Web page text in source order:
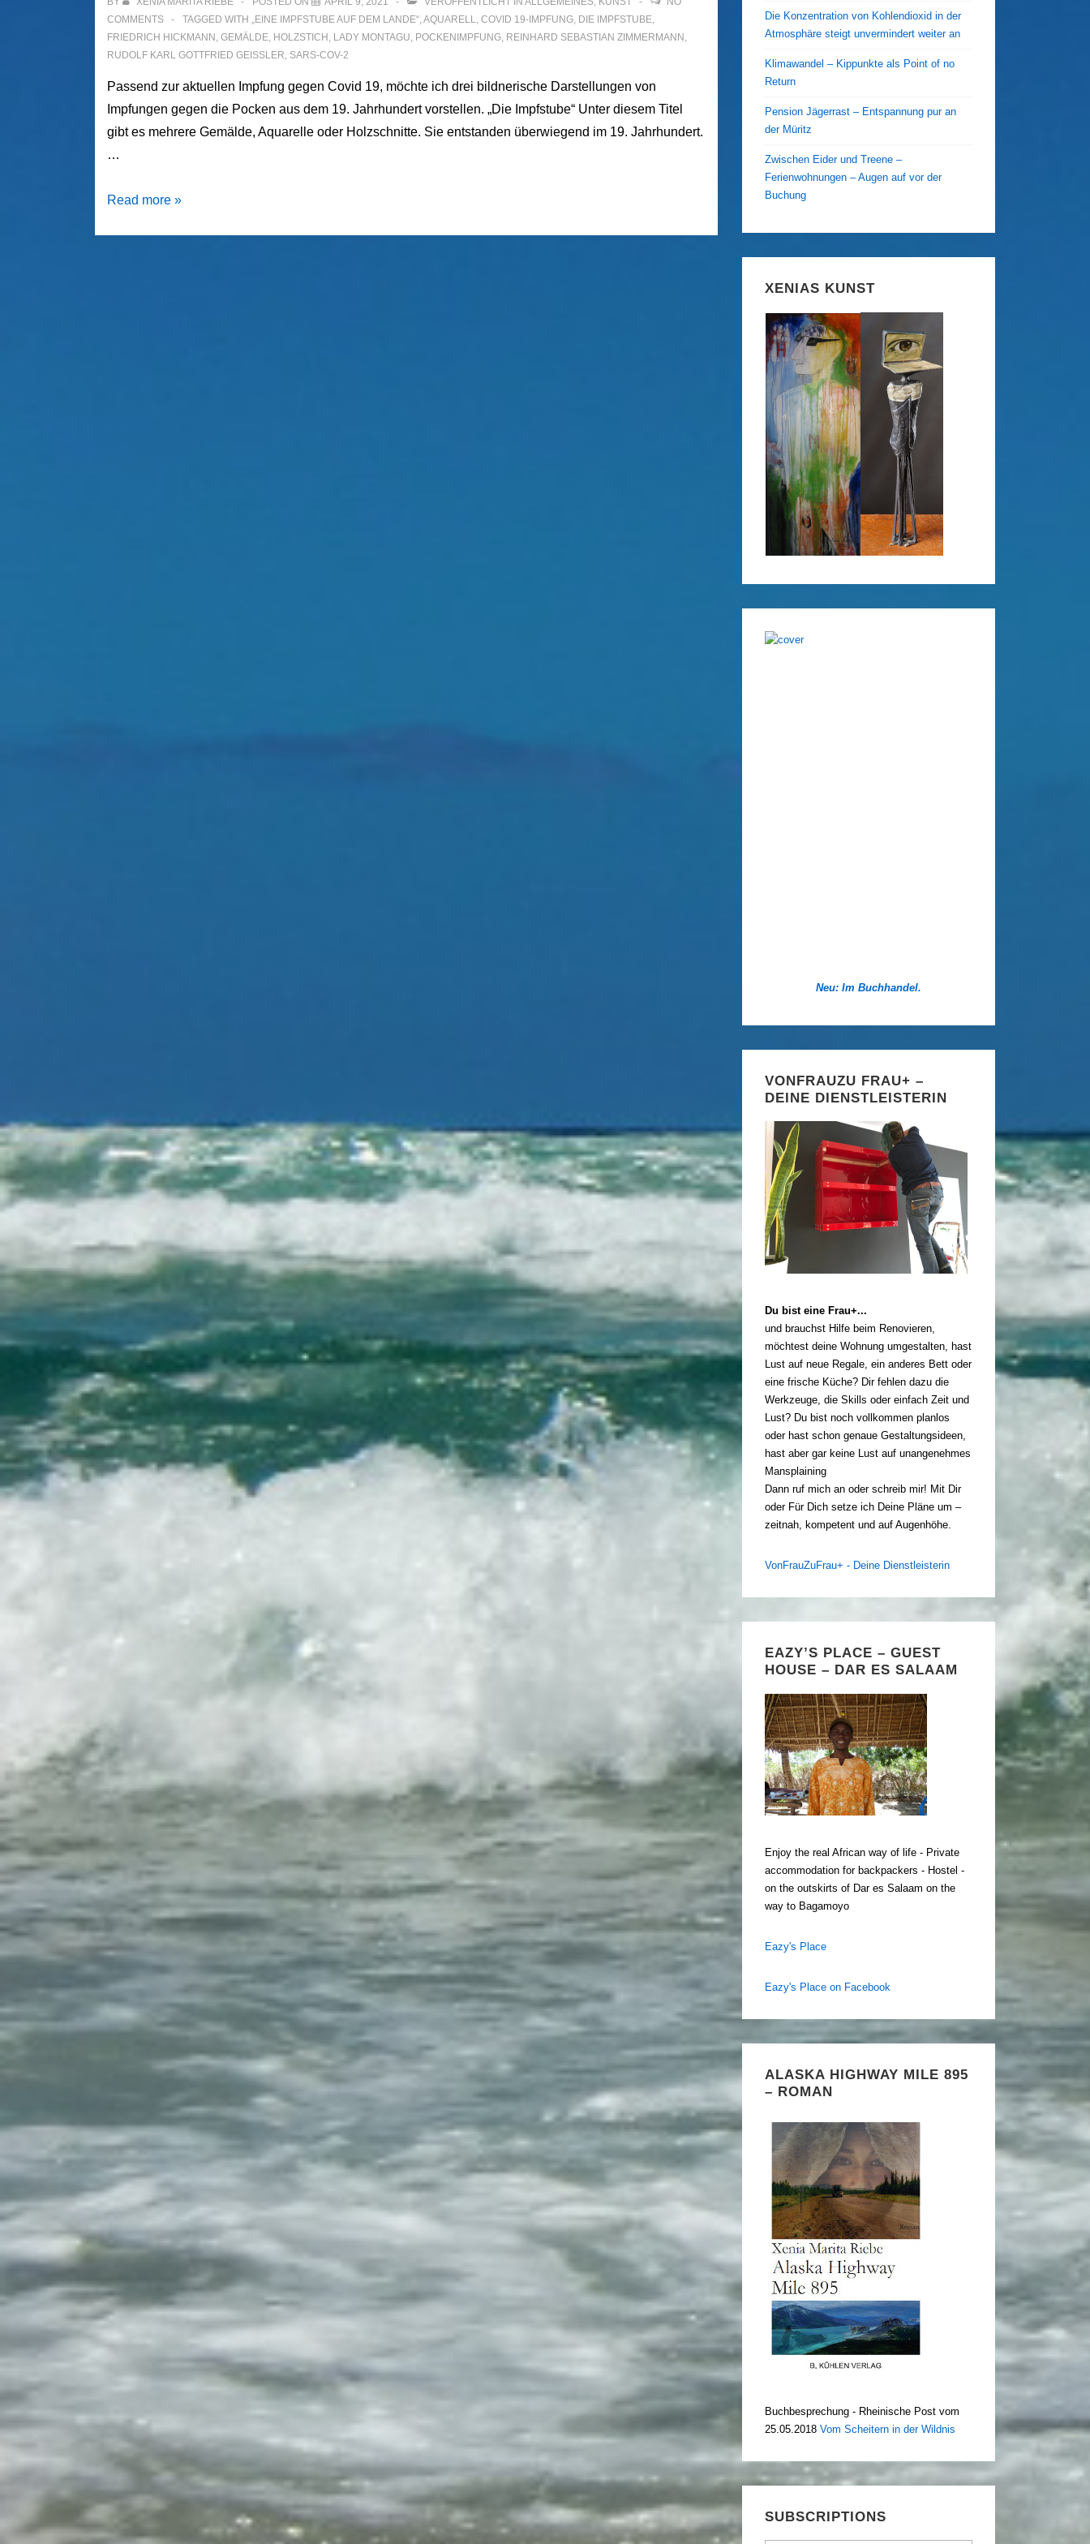
COMMENTS
TAGGED WITH „EINE IMPFSTUBE AUF DEM LANDE“ AQUARELL COVID 19-IMPFUNG DIE IMPFSTUBE
FRIEDRICH HICKMANN GEMÄLDE HOLZSTICH LADY MONTAGU POCKENIMPFUNG REINHARD SEBASTIAN ZIMMERMANN
RUDOLF KARL GOTTFRIED GEISSLER
SARS-COV-2
Passend zur aktuellen Impfung gegen Covid 19, möchte ich drei bildnerische Darstellungen von
Impfungen gegen die Pocken aus dem 19. Jahrhundert vorstellen. „Die Impfstube“ Unter diesem Titel
gibt es mehrere Gemälde, Aquarelle oder Holzschnitte. Sie entstanden überwiegend im 19. Jahrhundert.
…
Die
Read more »
Die Konzentration von Kohlendioxid in der
Atmosphäre steigt unvermindert weiter an
Klimawandel – Kippunkte als Point of no
Return
Pension Jägerrast – Entspannung pur an
der Müritz
Zwischen Eider und Treene –
Ferienwohnungen – Augen auf vor der
Buchung
XENIAS KUNST
Neu: Im Buchhandel.
VONFRAUZU FRAU+ –
DEINE DIENSTLEISTERIN
Du bist eine Frau+...
und brauchst Hilfe beim Renovieren,
möchtest deine Wohnung umgestalten, hast
Lust auf neue Regale, ein anderes Bett oder
eine frische Küche? Dir fehlen dazu die
Werkzeuge, die Skills oder einfach Zeit und
Lust? Du bist noch vollkommen planlos
oder hast schon genaue Gestaltungsideen,
hast aber gar keine Lust auf unangenehmes
Mansplaining
Dann ruf mich an oder schreib mir! Mit Dir
oder Für Dich setze ich Deine Pläne um –
zeitnah, kompetent und auf Augenhöhe.
VonFrauZuFrau+ - Deine Dienstleisterin
EAZY’S PLACE – GUEST
HOUSE – DAR ES SALAAM
Enjoy the real African way of life - Private
accommodation for backpackers - Hostel -
on the outskirts of Dar es Salaam on the
way to Bagamoyo
Eazy's Place
Eazy's Place on Facebook
ALASKA HIGHWAY MILE 895
– ROMAN
Buchbesprechung - Rheinische Post vom
25.05.2018 Vom Scheitern in der Wildnis
SUBSCRIPTIONS